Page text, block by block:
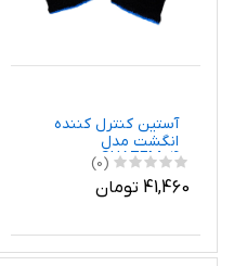
آستین کنترل کننده
انگشت مدل
SHAZEM_4
(0)
41,460 تومان